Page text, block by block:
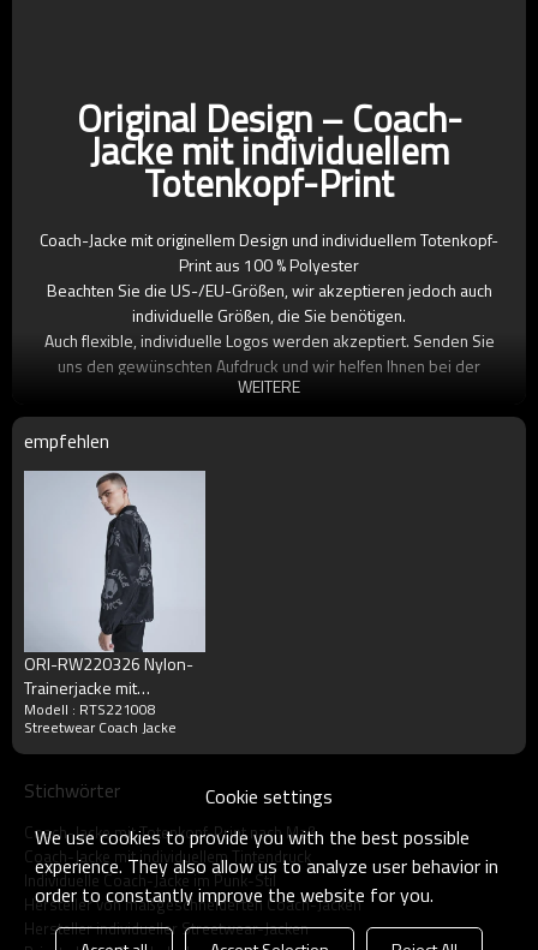
Original Design – Coach-
Jacke mit individuellem
Totenkopf-Print
Coach-Jacke mit originellem Design und individuellem Totenkopf-
Print aus 100 % Polyester
Beachten Sie die US-/EU-Größen, wir akzeptieren jedoch auch
individuelle Größen, die Sie benötigen.
Auch flexible, individuelle Logos werden akzeptiert. Senden Sie
uns den gewünschten Aufdruck und wir helfen Ihnen bei der
Produktion.
WEITERE
empfehlen
ORI-RW220326 Nylon-
Trainerjacke mit
Totenkopf-Print | Dunkler
Streetstyle | Hersteller
von kundenspezifischen
Jacken |
Stück
Modell : RTS221008
Streetwear Coach Jacke
Stichwörter
Coach-Jacke mit Totenkopf-Print nach Maß
Coach-Jacke mit individuellem Tintendruck
Individuelle Coach-Jacke im Punk-Stil
Hersteller von maßgeschneiderten Coach-Jacken
Hersteller individueller Streetwear-Jacken
Cookie settings
We use cookies to provide you with the best possible
experience. They also allow us to analyze user behavior in
order to constantly improve the website for you.